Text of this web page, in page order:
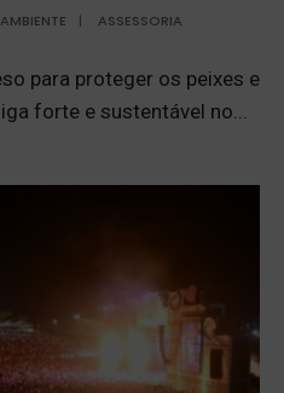
|
ASSESSORIA
para proteger os peixes e
forte e sustentável no...